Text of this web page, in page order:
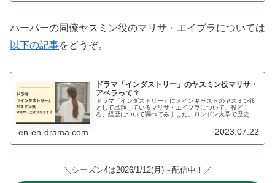
ハーパーの同僚ヤスミン役のマリサ・エイブラについては
以下の記事をどうぞ。
ドラマ「インダストリー」のヤスミン役マリサ・
アベラって？
ドラマ「インダストリー」にメインキャストのヤスミン役
として出演しているマリサ・エイブラについて、役どこ
ろ、経歴について調べてみました。ロンドン大学で歴史や
en-en-drama.com 2023.07.22
＼シーズン4は2026/1/12(月)～配信中！／